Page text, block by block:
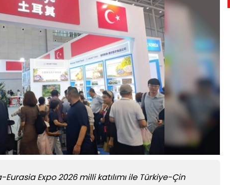
Expo 2026 milli katılımı ile Türkiye-Çin